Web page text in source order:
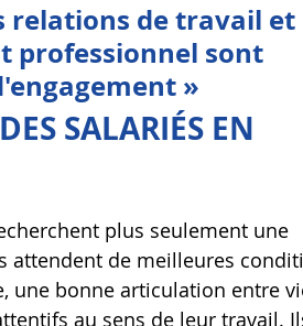
relations de travail et
professionnel sont
»
SALARIÉS EN
plus seulement une
attendent de meilleures
une bonne articulation entre
au sens de leur travail.